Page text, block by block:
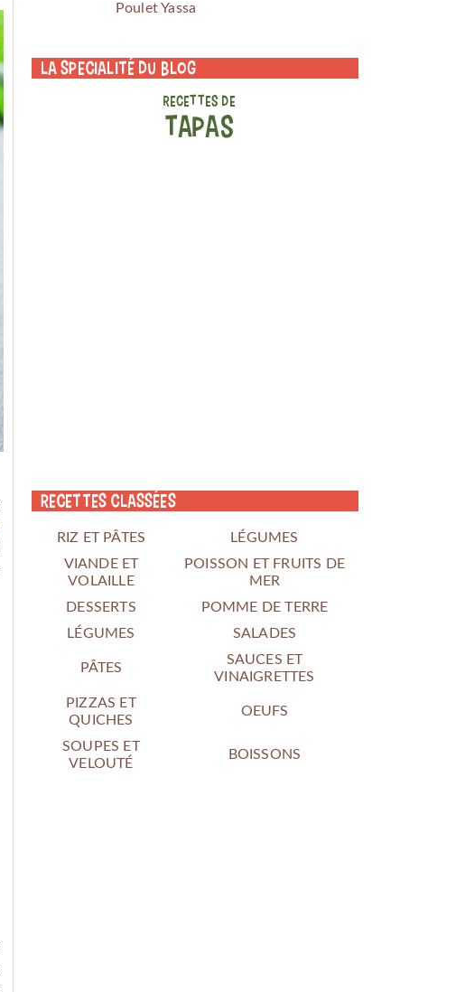
Poulet Yassa
La specialité du blog
RECETTES DE
TAPAS
Recettes classées
RIZ ET PÂTES
LÉGUMES
VIANDE ET
VOLAILLE
POISSON ET FRUITS DE
MER
DESSERTS
POMME DE TERRE
LÉGUMES
SALADES
PÂTES
SAUCES ET
VINAIGRETTES
PIZZAS ET
QUICHES
OEUFS
SOUPES ET
VELOUTÉ
BOISSONS